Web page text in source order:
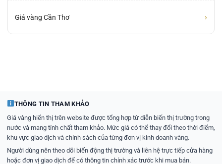
Giá vàng Cần Thơ ›
THÔNG TIN THAM KHẢO
Giá vàng hiển thị trên website được tổng hợp từ diễn biến thị trường trong
nước và mang tính chất tham khảo. Mức giá có thể thay đổi theo thời điểm,
khu vực giao dịch và chính sách của từng đơn vị kinh doanh vàng.
Người dùng nên theo dõi biến động thị trường và liên hệ trực tiếp cửa hàng
hoặc đơn vị giao dịch để có thông tin chính xác trước khi mua bán.